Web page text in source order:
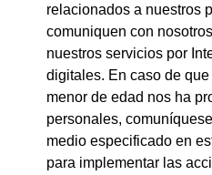
relacionados a nuestros
comuniquen con
nuestros servicios por
digitales. En caso de
menor de edad nos ha
personales,
medio especificado en
para implementar las